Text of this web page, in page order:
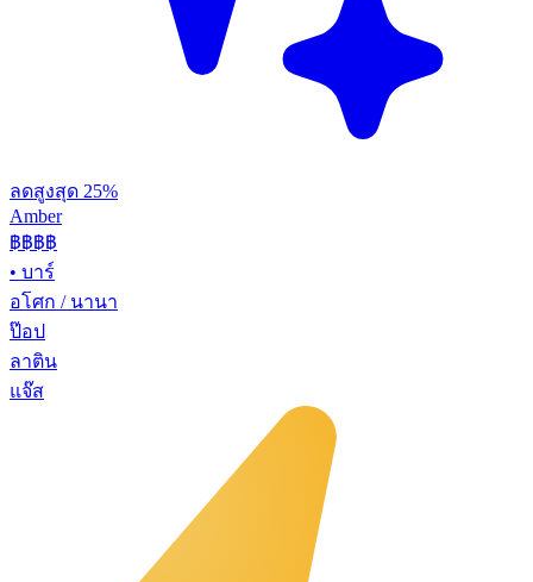
ลดสูงสุด 25%
Amber
฿฿฿฿
• บาร์
อโศก / นานา
ป๊อป
ลาติน
แจ๊ส